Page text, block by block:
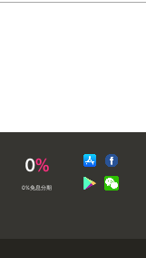
0%免息分期